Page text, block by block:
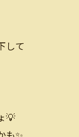
して
💡